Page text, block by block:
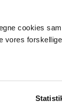
cookies
vores